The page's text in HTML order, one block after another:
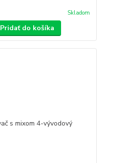
Skladom
Pridať do košíka